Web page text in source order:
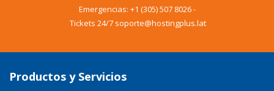
Emergencias: +1 (305) 507 8026-
Tickets 24/7 soporte@hostingplus.lat
Productos y Servicios